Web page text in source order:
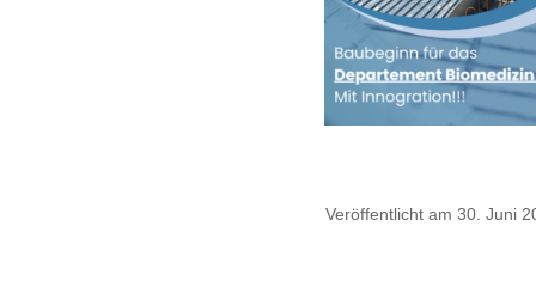
Veröffentlicht am 30. Juni